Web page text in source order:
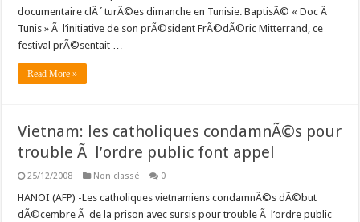
documentaire clÃ´turÃ©es dimanche en Tunisie. BaptisÃ© « Doc Ã
Tunis » Ã l’initiative de son prÃ©sident FrÃ©dÃ©ric Mitterrand, ce
festival prÃ©sentait …
Read More »
Vietnam: les catholiques condamnÃ©s pour
trouble Ã l’ordre public font appel
25/12/2008 Non classé 0
HANOI (AFP) -Les catholiques vietnamiens condamnÃ©s dÃ©but
dÃ©cembre Ã de la prison avec sursis pour trouble Ã l’ordre public